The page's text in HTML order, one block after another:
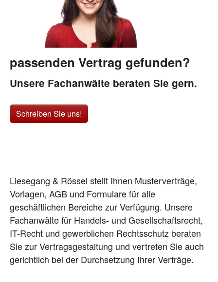
passenden Vertrag gefunden?
Unsere Fachanwälte beraten Sie gern.
Schreiben Sie uns!
Liesegang & Rössel stellt Ihnen Musterverträge,
Vorlagen, AGB und Formulare für alle
geschäftlichen Bereiche zur Verfügung. Unsere
Fachanwälte für Handels- und Gesellschaftsrecht,
IT-Recht und gewerblichen Rechtsschutz beraten
Sie zur Vertragsgestaltung und vertreten Sie auch
gerichtlich bei der Durchsetzung Ihrer Verträge.